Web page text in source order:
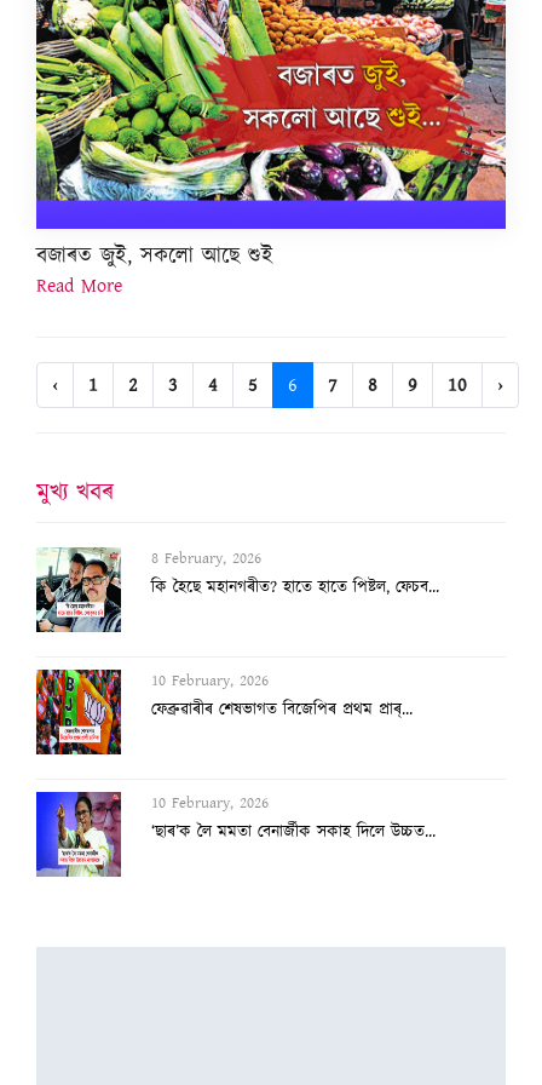
বজাৰত জুই, সকলো আছে শুই
Read More
‹ 1 2 3 4 5 6 7 8 9 10 ›
মুখ্য খবৰ
8 February, 2026
কি হৈছে মহানগৰীত? হাতে হাতে পিষ্টল, ফেচব...
10 February, 2026
ফেব্ৰুৱাৰীৰ শেষভাগত বিজেপিৰ প্ৰথম প্ৰাৰ্...
10 February, 2026
‘ছাৰ’ক লৈ মমতা বেনাৰ্জীক সকাহ দিলে উচ্চত...
পলাশবাৰীত হেমাংগৰ ঠাইত বিজয়া-কন্যা বা ৰম...